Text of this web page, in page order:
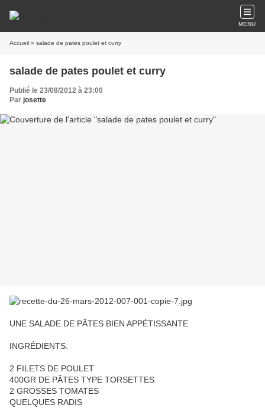
MENU
Accueil » salade de pates poulet et curry
salade de pates poulet et curry
Publié le 23/08/2012 à 23:00
Par josette
UNE SALADE DE PÂTES BIEN APPÉTISSANTE
INGRÉDIENTS:
2 FILETS DE POULET
400GR DE PÂTES TYPE TORSETTES
2 GROSSES TOMATES
QUELQUES RADIS